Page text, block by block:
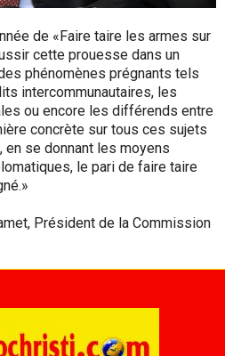
de «Faire taire les armes sur
cette prouesse dans un
phénomènes prégnants tels
intercommunautaires, les
ou encore les différends entre
concrète sur tous ces sujets
se donnant les moyens
le pari de faire taire
Président de la Commission